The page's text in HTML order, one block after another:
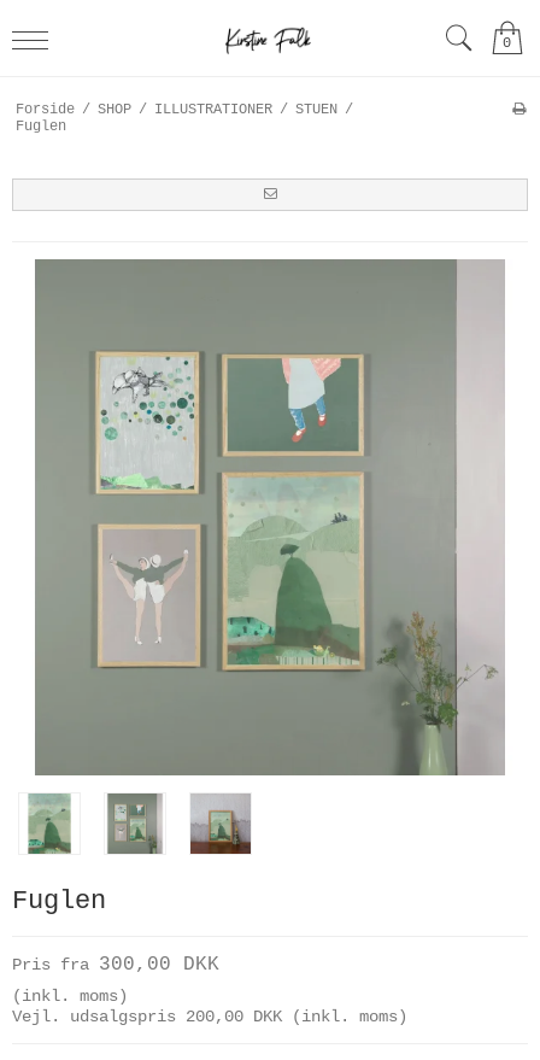
0
Forside / SHOP / ILLUSTRATIONER / STUEN /
Fuglen
Fuglen
Pris fra 300,00 DKK
(inkl. moms)
Vejl. udsalgspris 200,00 DKK
(inkl. moms)